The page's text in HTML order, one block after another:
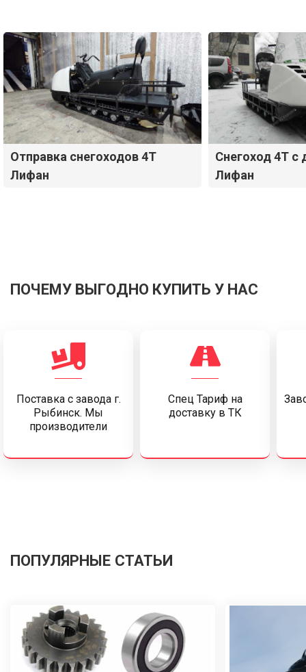
Отправка снегоходов 4Т
Лифан
Снегоход 4Т с
Лифан
ПОЧЕМУ ВЫГОДНО КУПИТЬ У НАС
Поставка c завода г.
Рыбинск. Мы
производители
Спец Тариф на
доставку в ТК
ПОПУЛЯРНЫЕ СТАТЬИ